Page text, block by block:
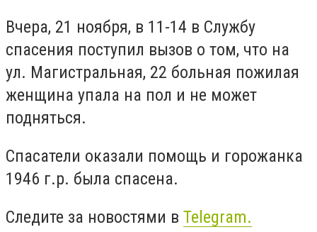
Вчера, 21 ноября, в 11-14 в Службу
спасения поступил вызов о том, что на
ул. Магистральная, 22 больная пожилая
женщина упала на пол и не может
подняться.
Спасатели оказали помощь и горожанка
1946 г.р. была спасена.
Следите за новостями в Telegram.